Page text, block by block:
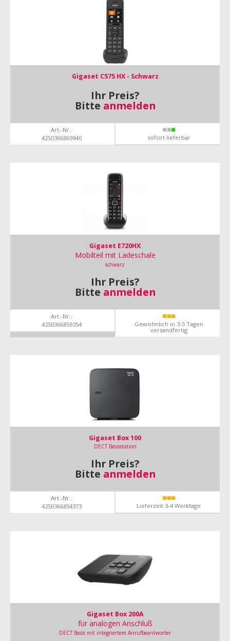
Gigaset C575 HX - Schwarz
Ihr Preis?
Bitte anmelden
Art.-Nr.:
4250366869940
sofort lieferbar
Gigaset E720HX
Mobilteil mit Ladeschale
schwarz
Ihr Preis?
Bitte anmelden
Art.-Nr.:
4250366859354
Gewöhnlich in 3-5 Tagen
versandfertig
Gigaset Box 100
DECT Basisstation
Ihr Preis?
Bitte anmelden
Art.-Nr.:
4250366854373
Lieferzeit 3-4 Werktage
Gigaset Box 200A
für analogen Anschluß
DECT Basis mit integriertem Anrufbeantworter